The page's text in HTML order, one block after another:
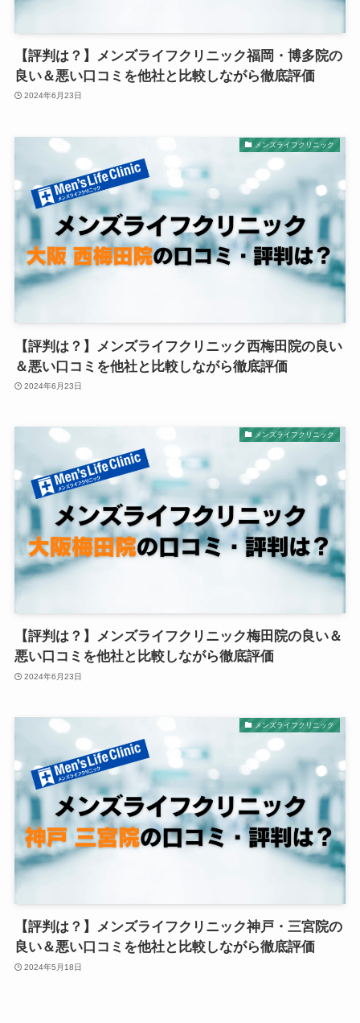
【評判は？】メンズライフクリニック福岡・博多院の
良い＆悪い口コミを他社と比較しながら徹底評価
2024年6月23日
メンズライフクリニック
【評判は？】メンズライフクリニック西梅田院の良い
＆悪い口コミを他社と比較しながら徹底評価
2024年6月23日
メンズライフクリニック
【評判は？】メンズライフクリニック梅田院の良い＆
悪い口コミを他社と比較しながら徹底評価
2024年6月23日
メンズライフクリニック
【評判は？】メンズライフクリニック神戸・三宮院の
良い＆悪い口コミを他社と比較しながら徹底評価
2024年5月18日